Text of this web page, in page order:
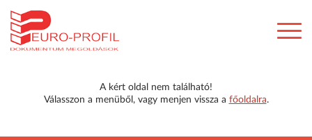
A kért oldal nem található!
Válasszon a menüből, vagy menjen vissza a főoldalra.